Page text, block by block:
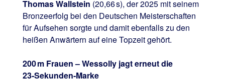
Thomas Wallstein (20,66 s), der 2025 mit seinem
Bronzeerfolg bei den Deutschen Meisterschaften
für Aufsehen sorgte und damit ebenfalls zu den
heißen Anwärtern auf eine Topzeit gehört.
200 m Frauen – Wessolly jagt erneut die
23‑Sekunden‑Marke